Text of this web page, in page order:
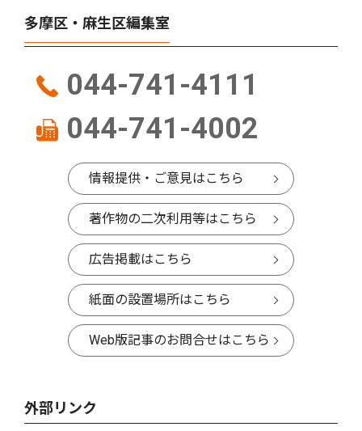
多摩区・麻生区編集室
044-741-4111
044-741-4002
情報提供・ご意見はこちら
著作物の二次利用等はこちら
広告掲載はこちら
紙面の設置場所はこちら
Web版記事のお問合せはこちら
外部リンク